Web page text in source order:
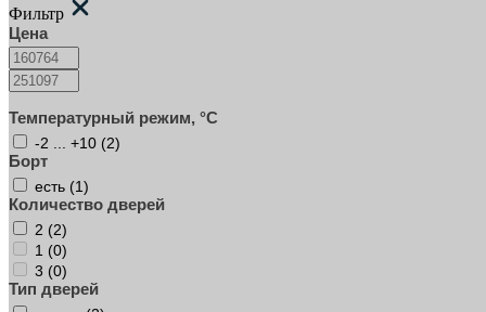
Фильтр
Цена
Температурный режим, °C
-2 ... +10 (2)
Борт
есть (1)
Количество дверей
2 (2)
1 (0)
3 (0)
Тип дверей